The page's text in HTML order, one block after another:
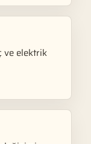
ve elektrik